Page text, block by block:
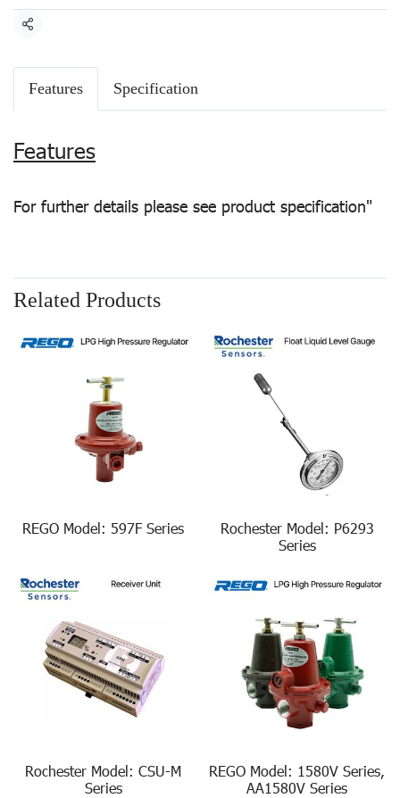
Share
Features Specification
Features
For further details please see product specification"
Related Products
REGO Model: 597F Series
Rochester Model: P6293
Series
Rochester Model: CSU-M
Series
REGO Model: 1580V Series,
AA1580V Series